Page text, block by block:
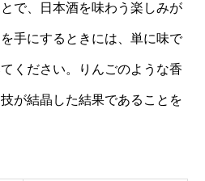
で、日本酒を味わう楽しみが
手にするときには、単に味で
ください。りんごのような香
が結晶した結果であることを